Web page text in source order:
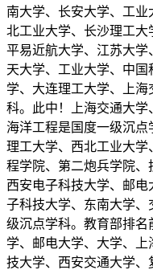
南大学、长安大学、工
北工业大学、长沙理工大
平易近航大学、江苏大
天大学、工业大学、中
学、大连理工大学、上
科。此中！上海交通大
海洋工程是国度一级沉
理工大学、西北工业大
程学院、第二炮兵学院、
西安电子科技大学、邮
子科技大学、东南大学
级沉点学科。教育部排名
学、邮电大学、大学、
技大学、西安交通大学